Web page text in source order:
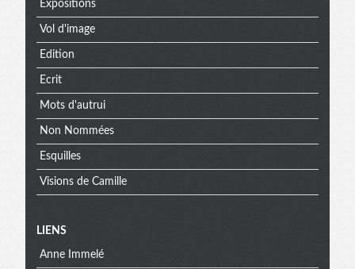
Expositions
Vol d'image
Edition
Ecrit
Mots d'autrui
Non Nommées
Esquilles
Visions de Camille
Menu
LIENS
Anne Immelé